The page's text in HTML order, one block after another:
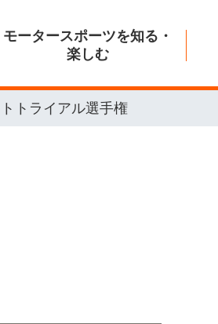
モータースポーツを知る・
楽しむ
トライアル選手権